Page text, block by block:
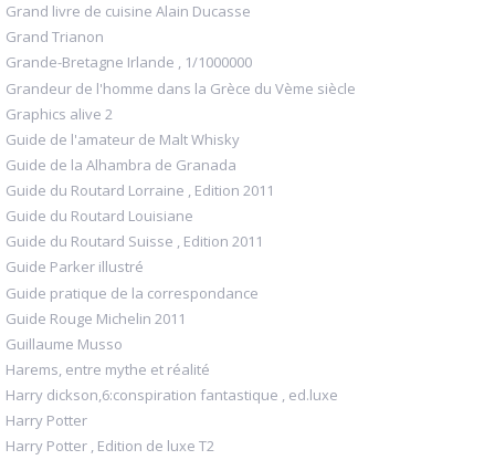
Grand livre de cuisine Alain Ducasse
Grand Trianon
Grande-Bretagne Irlande , 1/1000000
Grandeur de l'homme dans la Grèce du Vème siècle
Graphics alive 2
Guide de l'amateur de Malt Whisky
Guide de la Alhambra de Granada
Guide du Routard Lorraine , Edition 2011
Guide du Routard Louisiane
Guide du Routard Suisse , Edition 2011
Guide Parker illustré
Guide pratique de la correspondance
Guide Rouge Michelin 2011
Guillaume Musso
Harems, entre mythe et réalité
Harry dickson,6:conspiration fantastique , ed.luxe
Harry Potter
Harry Potter , Edition de luxe T2